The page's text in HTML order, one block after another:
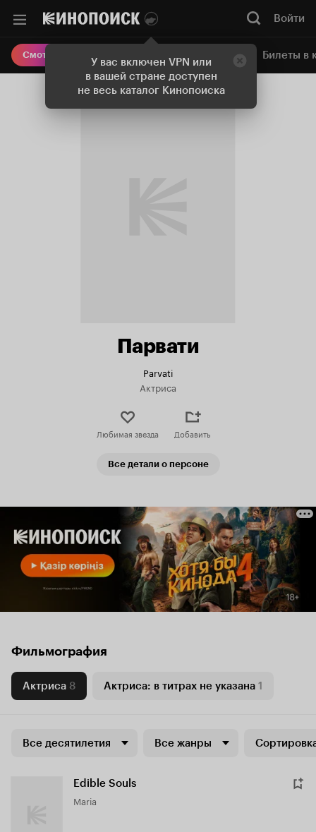
У вас включен VPN или
в вашей стране доступен
не весь каталог Кинопоиска
Войти
Смотреть кино Онлайн-кинотеатр Билеты в
Парвати
Parvati
Актриса
Любимая звезда Добавить
Все детали о персоне
Фильмография
Актриса 8 Актриса: в титрах не указана 1
Все десятилетия Все жанры
Edible Souls
Maria